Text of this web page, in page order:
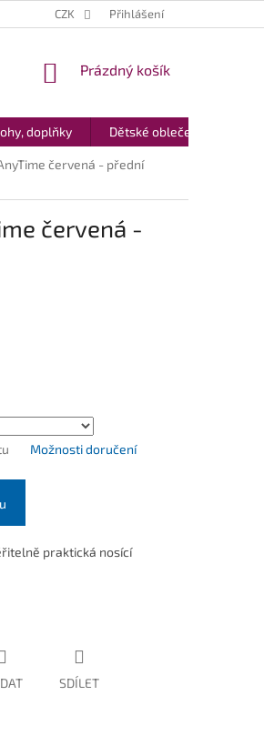
CZK Přihlášení
NÁKUPNÍ
Prázdný košík
doplňky Dětské oblečení
červená - přední
červená -
Možnosti doručení
praktická nosící
SDÍLET